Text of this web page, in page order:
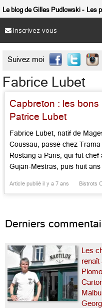
Le blog de Gilles Pudlowski Les
Inscrivez-vous
Suivez moi
Fabrice Lubet
Capbreton : les bons
Patrice Lubet
Fabrice Lubet, natif de
Coussau, passé chez
Rostang à Paris, qui fut
Gujan-Mestras, puis huit
chez soi sur le port de Cap-
Article publié il y a 7 ans Bistrots
Derniers
Les
renaît